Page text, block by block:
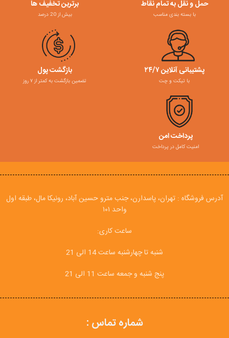
حمل و نقل به تمام نقاط
با بسته بندی مناسب
برترین تخفیف ها
بیش از 20 درصد
پشتیبانی آنلاین ۲۴/۷
با تیکت و چت
بازگشت پول
تضمین بازگشت به کمتر از ۷ روز
پرداخت امن
امنیت کامل در پرداخت
آدرس فروشگاه : تهران، پاسدارن، جنب مترو حسین آباد، رونیکا مال، طبقه اول
واحد ۱۰۱
ساعت کاری:
شنبه تا چهارشنبه ساعت 14 الی 21
پنج شنبه و جمعه ساعت 11 الی 21
شماره تماس :